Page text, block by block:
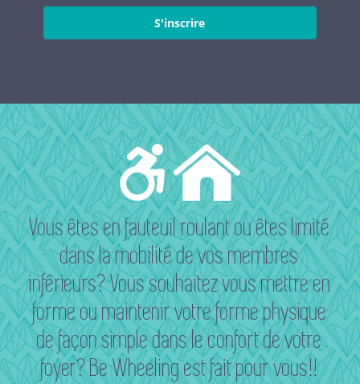
S'inscrire
Vous êtes en fauteuil roulant ou êtes limité
dans la mobilité de vos membres
inférieurs? Vous souhaitez vous mettre en
forme ou maintenir votre forme physique
de façon simple dans le confort de votre
foyer? Be Wheeling est fait pour vous!!